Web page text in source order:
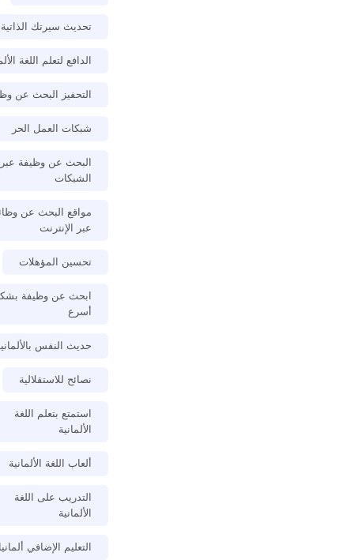
تحديث سيرتك الذاتية
الدافع لتعلم اللغة
التحفيز البحث عن
شبكات العمل الحر
البحث عن وظيفة عبر
الشبكات
مواقع البحث عن
عبر الإنترنت
تحسين المؤهلات
ابحث عن وظيفة
أسرع
حديث النفس
نصائح للاستقلالية
استمتع بتعلم اللغة
الألمانية
ألعاب اللغة الألمانية
التدريب على اللغة
الألمانية
التعليم الإضافي ألمانيا